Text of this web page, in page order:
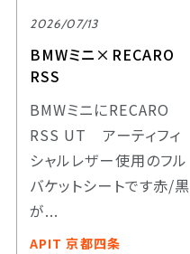
2026/07/13
BMWミニ×RECARO
RSS
BMWミニにRECARO
RSS UT アーティフィ
シャルレザー使用のフル
バケットシートです赤/黒
が...
APIT 京都四条